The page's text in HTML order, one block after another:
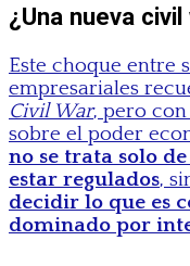
¿Una nueva
Este choque entre
empresariales
Civil War, pero
sobre el poder
no se trata solo
estar regulados,
decidir lo que es
dominado por